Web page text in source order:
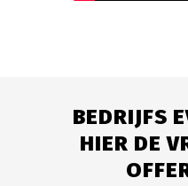
BEDRIJFS
HIER DE